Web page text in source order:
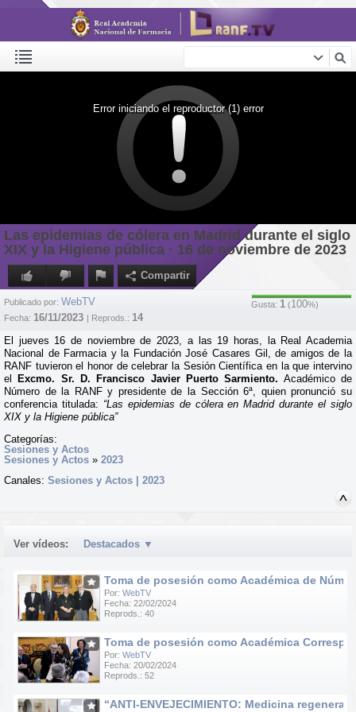
Error iniciando el reproductor (1) error
Las epidemias de cólera en Madrid durante el siglo
XIX y la Higiene pública · 16 de noviembre de 2023
Compartir
Gusta: 1 (100%)
Publicado por: WebTV
Fecha: 16/11/2023 | Reprods.: 14
El jueves 16 de noviembre de 2023, a las 19 horas, la Real Academia
Nacional de Farmacia y la Fundación José Casares Gil, de amigos de la
RANF tuvieron el honor de celebrar la Sesión Científica en la que intervino
el
Excmo. Sr. D. Francisco Javier Puerto Sarmiento. Académico de
Número de la RANF y presidente de la Sección 6ª, quien pronunció su
conferencia titulada: “Las epidemias de cólera en Madrid durante el siglo
XIX y la Higiene pública”
Categorías:
Sesiones y Actos
Sesiones y Actos » 2023
Canales: Sesiones y Actos | 2023
Ver vídeos: Destacados ▼
Toma de posesión como Académica de
Por: WebTV
Fecha: 22/02/2024
Reprods.: 40
Toma de posesión como Académica
Por: WebTV
Fecha: 20/02/2024
Reprods.: 52
“ANTI-ENVEJECIMIENTO: Medicina